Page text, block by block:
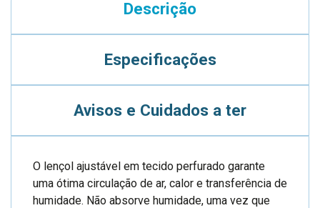
Descrição
Especificações
Avisos e Cuidados a ter
O lençol ajustável em tecido perfurado garante
uma ótima circulação de ar, calor e transferência de
humidade. Não absorve humidade, uma vez que